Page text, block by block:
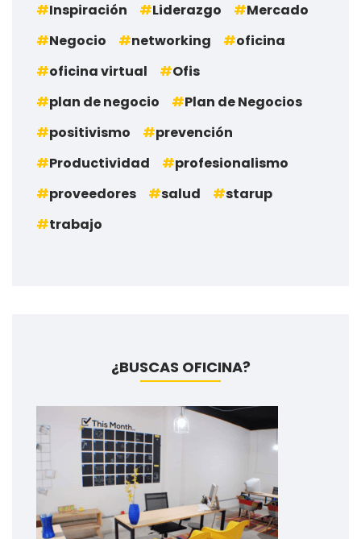
Inspiración
Liderazgo
Mercado
Negocio
networking
oficina
oficina virtual
Ofis
plan de negocio
Plan de Negocios
positivismo
prevención
Productividad
profesionalismo
proveedores
salud
starup
trabajo
¿BUSCAS OFICINA?